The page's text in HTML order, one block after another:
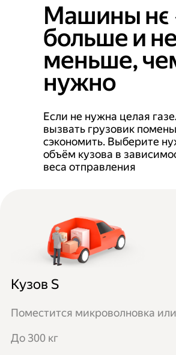
Машины не
больше и не
меньше,
нужно
Если не нужна целая
вызвать грузовик
сэкономить. Выберите
объём кузова в
веса отправления
Кузов S
Поместится микроволновка
До 300 кг